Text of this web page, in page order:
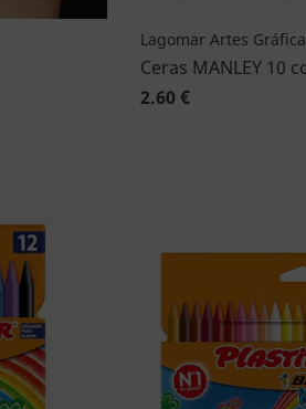
Lagomar Artes
Ceras MANLEY 10
2.60 €